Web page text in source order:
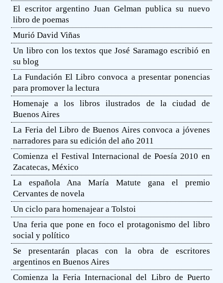
El escritor argentino Juan Gelman publica su nuevo
libro de poemas
Murió David Viñas
Un libro con los textos que José Saramago escribió en
su blog
La Fundación El Libro convoca a presentar ponencias
para promover la lectura
Homenaje a los libros ilustrados de la ciudad de
Buenos Aires
La Feria del Libro de Buenos Aires convoca a jóvenes
narradores para su edición del año 2011
Comienza el Festival Internacional de Poesía 2010 en
Zacatecas, México
La española Ana María Matute gana el premio
Cervantes de novela
Un ciclo para homenajear a Tolstoi
Una feria que pone en foco el protagonismo del libro
social y político
Se presentarán placas con la obra de escritores
argentinos en Buenos Aires
Comienza la Feria Internacional del Libro de Puerto